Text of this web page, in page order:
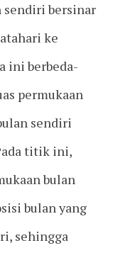
sendiri bersinar
ke
ini berbeda-
permukaan
sendiri
titik ini,
bulan
bulan yang
sehingga